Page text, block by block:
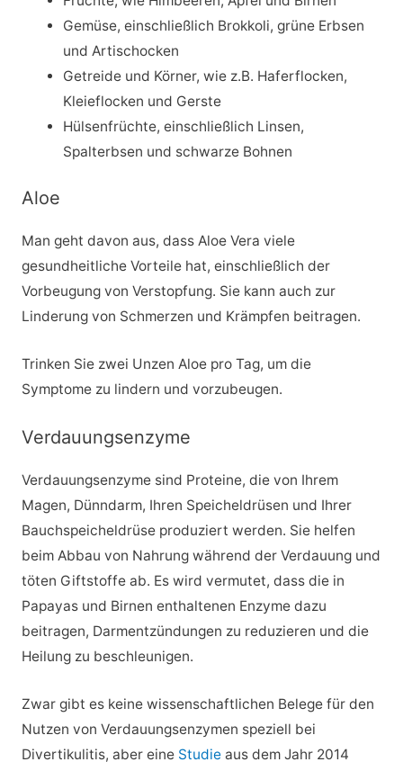
Gemüse, einschließlich Brokkoli, grüne Erbsen
und Artischocken
Getreide und Körner, wie z.B. Haferflocken,
Kleieflocken und Gerste
Hülsenfrüchte, einschließlich Linsen,
Spalterbsen und schwarze Bohnen
Aloe
Man geht davon aus, dass Aloe Vera viele
gesundheitliche Vorteile hat, einschließlich der
Vorbeugung von Verstopfung. Sie kann auch zur
Linderung von Schmerzen und Krämpfen beitragen.
Trinken Sie zwei Unzen Aloe pro Tag, um die
Symptome zu lindern und vorzubeugen.
Verdauungsenzyme
Verdauungsenzyme sind Proteine, die von Ihrem
Magen, Dünndarm, Ihren Speicheldrüsen und Ihrer
Bauchspeicheldrüse produziert werden. Sie helfen
beim Abbau von Nahrung während der Verdauung und
töten Giftstoffe ab. Es wird vermutet, dass die in
Papayas und Birnen enthaltenen Enzyme dazu
beitragen, Darmentzündungen zu reduzieren und die
Heilung zu beschleunigen.
Zwar gibt es keine wissenschaftlichen Belege für den
Nutzen von Verdauungsenzymen speziell bei
Divertikulitis, aber eine Studieaus dem Jahr 2014